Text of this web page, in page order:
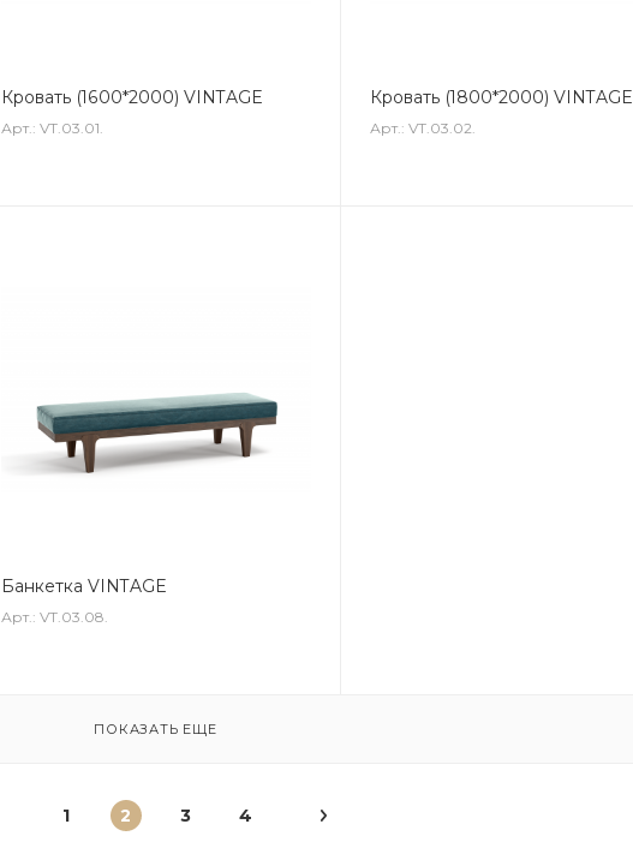
Кровать (1600*2000) VINTAGE
Арт.: VT.03.01.
Кровать (1800*2000) VINTAGE
Арт.: VT.03.02.
Банкетка VINTAGE
Арт.: VT.03.08.
ПОКАЗАТЬ ЕЩЕ
1 2 3 4